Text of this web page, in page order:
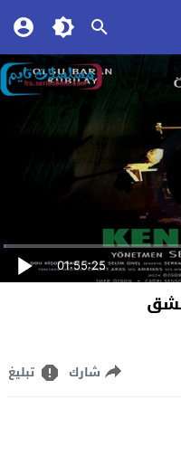
01:55:25
شارك تبليغ